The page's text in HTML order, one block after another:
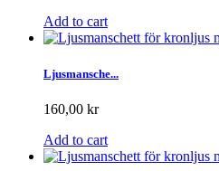
Add to cart
Ljusmansche...
160,00 kr
Add to cart